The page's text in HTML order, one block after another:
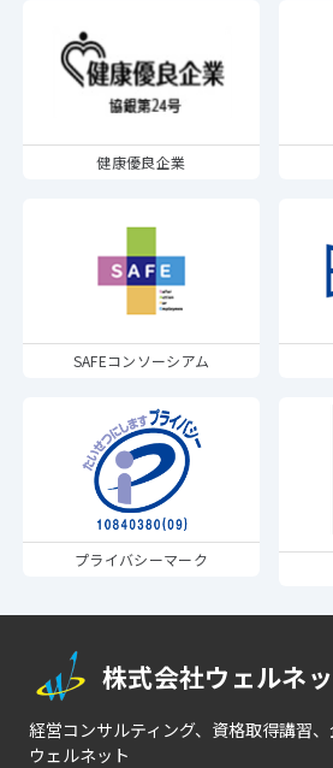
健康優良企業
SAFEコンソーシアム
プライバシーマーク
株式会社ウェルネ
経営コンサルティング、資格取得講習
ウェルネット